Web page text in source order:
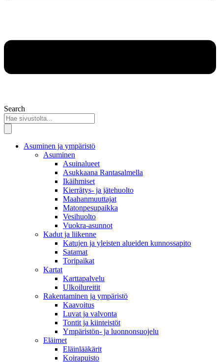
Search
Asuminen ja ympäristö
Asuminen
Asuinalueet
Asukkaana Rantasalmella
Ikäihmiset
Kierrätys- ja jätehuolto
Maahanmuuttajat
Matonpesupaikka
Vesihuolto
Vuokra-asunnot
Kadut ja liikenne
Katujen ja yleisten alueiden kunnossapito
Satamat
Toripaikat
Kartat
Karttapalvelu
Ulkoilureitit
Rakentaminen ja ympäristö
Kaavoitus
Luvat ja valvonta
Tontit ja kiinteistöt
Ympäristön- ja luonnonsuojelu
Eläimet
Eläinlääkärit
Koirapuisto